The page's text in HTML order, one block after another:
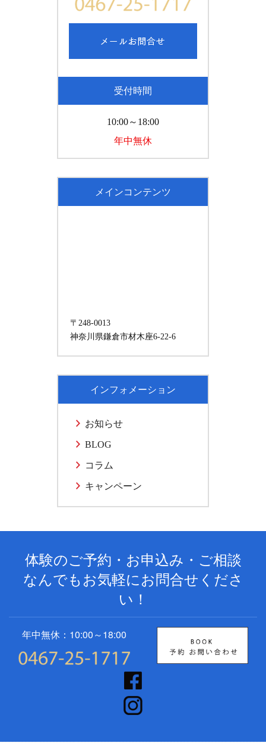
受付時間
10:00～18:00
年中無休
メインコンテンツ
〒248-0013
神奈川県鎌倉市材木座6-22-6
インフォメーション
お知らせ
BLOG
コラム
キャンペーン
体験のご予約・お申込み・ご相談
なんでもお気軽にお問合せくださ
い！
年中無休：10:00～18:00